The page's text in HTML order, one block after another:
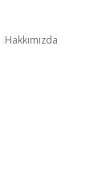
Hakkımızda